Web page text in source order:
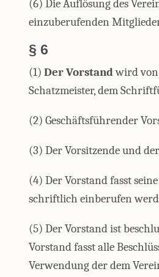
(6) Die Auflösung des
einzuberufenden
§ 6
(1) Der Vorstandwird von
Schatzmeister, dem
(2) Geschäftsführender
(3) Der Vorsitzende und
(4) Der Vorstand fasst
schriftlich einberufen
(5) Der Vorstand ist
Vorstand fasst alle
Verwendung der dem